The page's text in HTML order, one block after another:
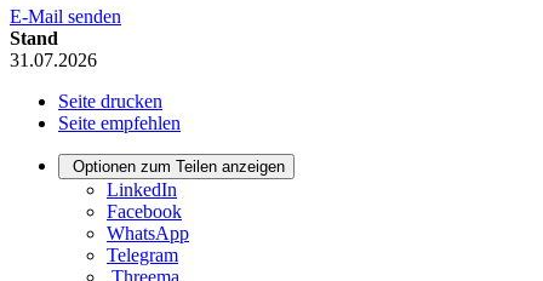
E-Mail senden
Stand
31.07.2026
Seite drucken
Seite empfehlen
Optionen zum Teilen anzeigen
LinkedIn
Facebook
WhatsApp
Telegram